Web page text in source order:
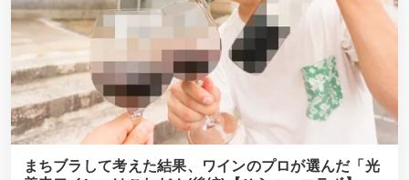
まちブラして考えた結果、ワインのプロが選んだ「光